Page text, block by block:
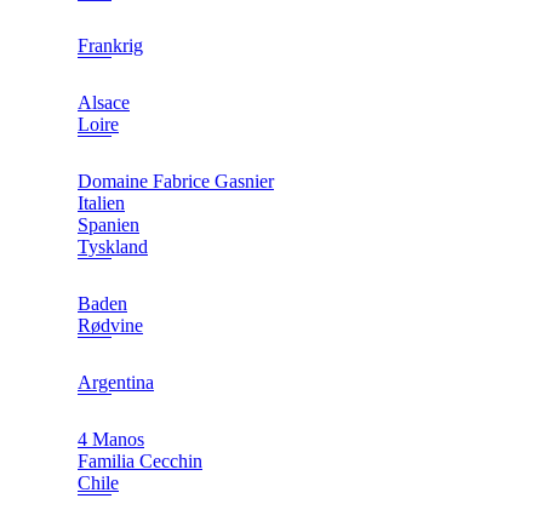
Frankrig
Alsace
Loire
Domaine Fabrice Gasnier
Italien
Spanien
Tyskland
Baden
Rødvine
Argentina
4 Manos
Familia Cecchin
Chile